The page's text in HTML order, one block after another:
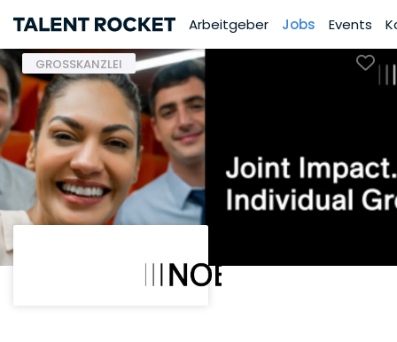
Arbeitgeber Jobs Events
GROSSKANZLEI